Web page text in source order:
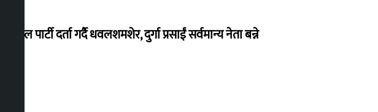
जय नेपाल पार्टी दर्ता गर्दै धवलशमशेर, दुर्गा प्रसाईं सर्वमान्य नेता बन्ने